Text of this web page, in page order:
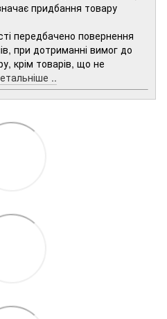
придбання товару
передбачено повернення
при дотриманні вимог до
крім товарів, що не
..